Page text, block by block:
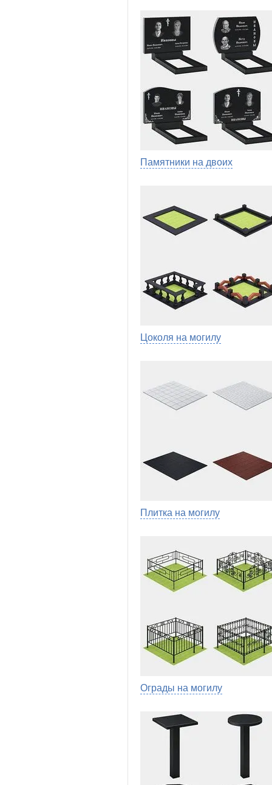
Памятники на двоих
Цоколя на могилу
Плитка на могилу
Ограды на могилу